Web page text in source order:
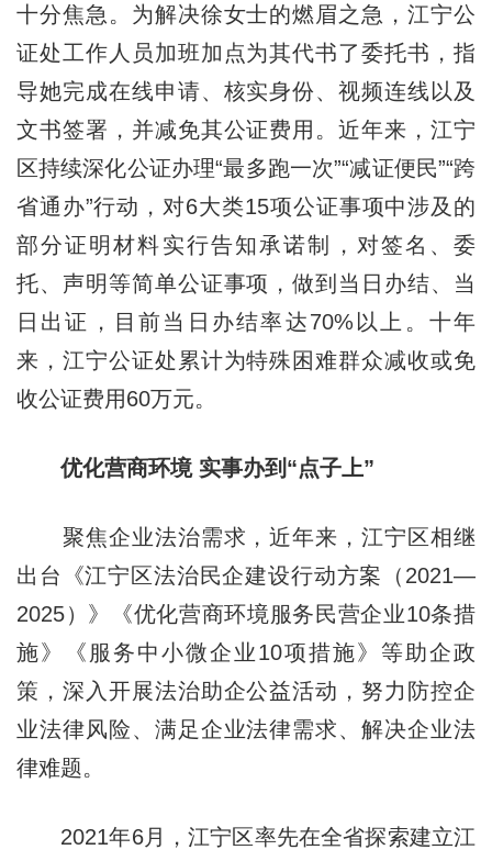
十分焦急。为解决徐女士的燃眉之急，江宁公
证处工作人员加班加点为其代书了委托书，指
导她完成在线申请、核实身份、视频连线以及
文书签署，并减免其公证费用。近年来，江宁
区持续深化公证办理“最多跑一次”“减证便民”“跨
省通办”行动，对6大类15项公证事项中涉及的
部分证明材料实行告知承诺制，对签名、委
托、声明等简单公证事项，做到当日办结、当
日出证，目前当日办结率达70%以上。十年
来，江宁公证处累计为特殊困难群众减收或免
收公证费用60万元。
优化营商环境 实事办到“点子上”
聚焦企业法治需求，近年来，江宁区相继
出台《江宁区法治民企建设行动方案（2021—
2025）》《优化营商环境服务民营企业10条措
施》《服务中小微企业10项措施》等助企政
策，深入开展法治助企公益活动，努力防控企
业法律风险、满足企业法律需求、解决企业法
律难题。
2021年6月，江宁区率先在全省探索建立江